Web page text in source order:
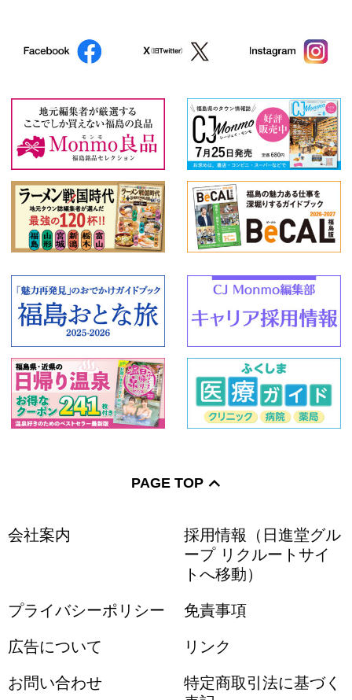
PAGE TOP
会社案内
採用情報（日進堂グル
ープ リクルートサイ
トへ移動）
プライバシーポリシー 免責事項
広告について リンク
お問い合わせ
特定商取引法に基づく